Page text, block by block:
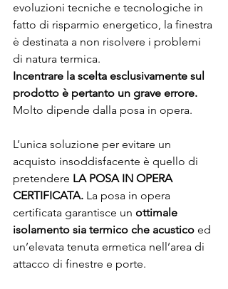
evoluzioni tecniche e tecnologiche in
fatto di risparmio energetico, la finestra
è destinata a non risolvere i problemi
di natura termica.
Incentrare la scelta esclusivamente sul
prodotto è pertanto un grave errore.
Molto dipende dalla posa in opera.
L’unica soluzione per evitare un
acquisto insoddisfacente è quello di
pretendere LA POSA IN OPERA
CERTIFICATA. La posa in opera
certificata garantisce un ottimale
isolamento sia termico che acustico ed
un’elevata tenuta ermetica nell’area di
attacco di finestre e porte.